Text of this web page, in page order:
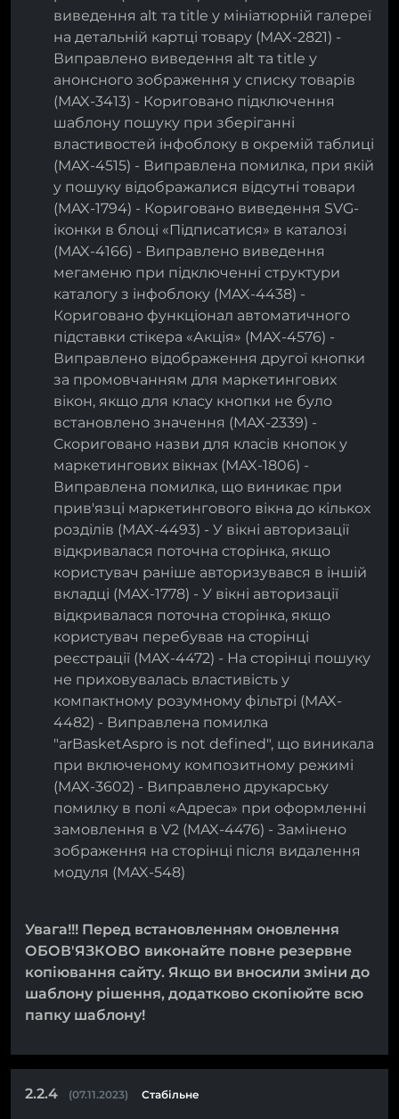
виведення alt та title у мініатюрній галереї
на детальній картці товару (MAX-2821) -
Виправлено виведення alt та title у
анонсного зображення у списку товарів
(MAX-3413) - Кориговано підключення
шаблону пошуку при зберіганні
властивостей інфоблоку в окремій таблиці
(MAX-4515) - Виправлена помилка, при якій
у пошуку відображалися відсутні товари
(MAX-1794) - Кориговано виведення SVG-
іконки в блоці «Підписатися» в каталозі
(MAX-4166) - Виправлено виведення
мегаменю при підключенні структури
каталогу з інфоблоку (MAX-4438) -
Кориговано функціонал автоматичного
підставки стікера «Акція» (MAX-4576) -
Виправлено відображення другої кнопки
за промовчанням для маркетингових
вікон, якщо для класу кнопки не було
встановлено значення (MAX-2339) -
Скориговано назви для класів кнопок у
маркетингових вікнах (MAX-1806) -
Виправлена помилка, що виникає при
прив'язці маркетингового вікна до кількох
розділів (MAX-4493) - У вікні авторизації
відкривалася поточна сторінка, якщо
користувач раніше авторизувався в іншій
вкладці (MAX-1778) - У вікні авторизації
відкривалася поточна сторінка, якщо
користувач перебував на сторінці
реєстрації (MAX-4472) - На сторінці пошуку
не приховувалась властивість у
компактному розумному фільтрі (MAX-
4482) - Виправлена помилка
"arBasketAspro is not defined", що виникала
при включеному композитному режимі
(MAX-3602) - Виправлено друкарську
помилку в полі «Адреса» при оформленні
замовлення в V2 (MAX-4476) - Замінено
зображення на сторінці після видалення
модуля (MAX-548)
Увага!!! Перед встановленням оновлення
ОБОВ'ЯЗКОВО виконайте повне резервне
копіювання сайту. Якщо ви вносили зміни до
шаблону рішення, додатково скопіюйте всю
папку шаблону!
2.2.4 (07.11.2023) Стабільне